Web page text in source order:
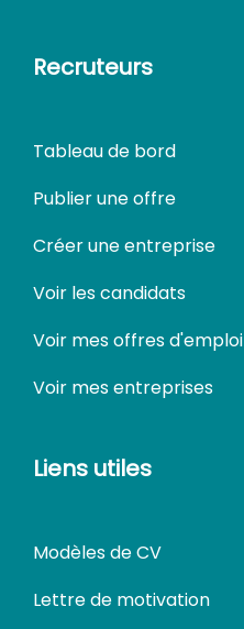
Recruteurs
Tableau de bord
Publier une offre
Créer une entreprise
Voir les candidats
Voir mes offres d'emploi
Voir mes entreprises
Liens utiles
Modèles de CV
Lettre de motivation